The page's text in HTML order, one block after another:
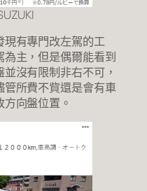
有專門改左駕的工
主，但是偶爾能看到
沒有限制非右不可，
管所費不貲還是會有車
向盤位置。